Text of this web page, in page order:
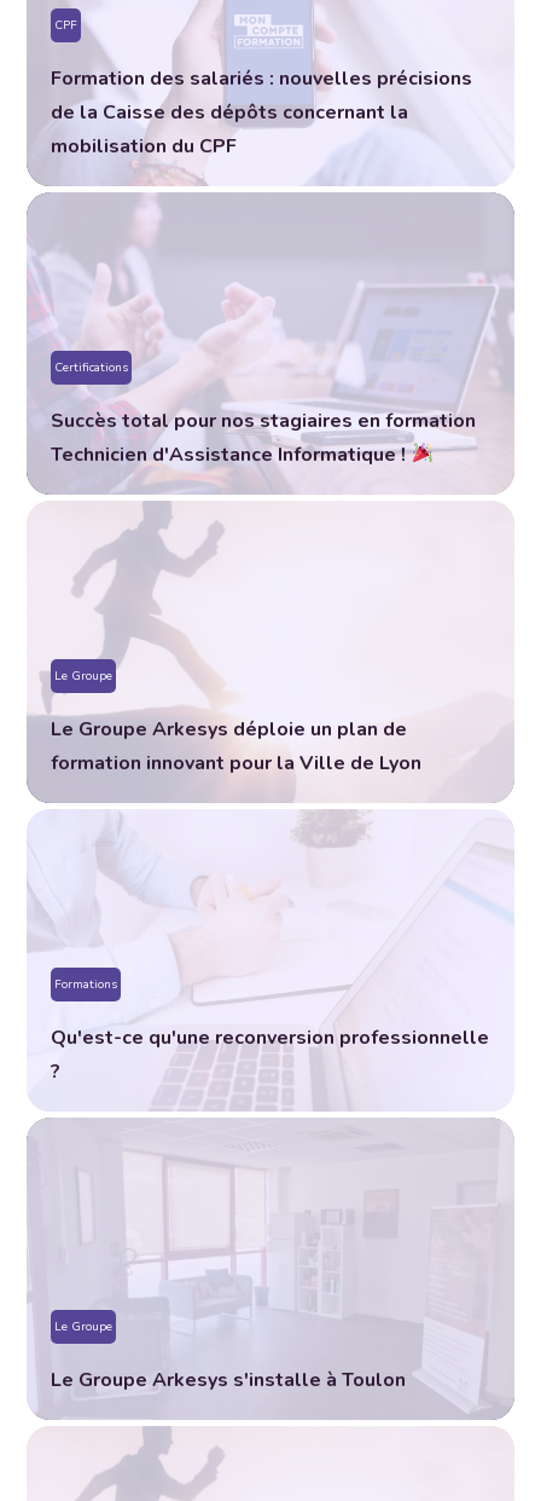
CPF
Formation des salariés : nouvelles précisions
de la Caisse des dépôts concernant la
mobilisation du CPF
Certifications
Succès total pour nos stagiaires en formation
Technicien d'Assistance Informatique !
Le Groupe
Le Groupe Arkesys déploie un plan de
formation innovant pour la Ville de Lyon
Formations
Qu'est-ce qu'une reconversion professionnelle
?
Le Groupe
Le Groupe Arkesys s'installe à Toulon